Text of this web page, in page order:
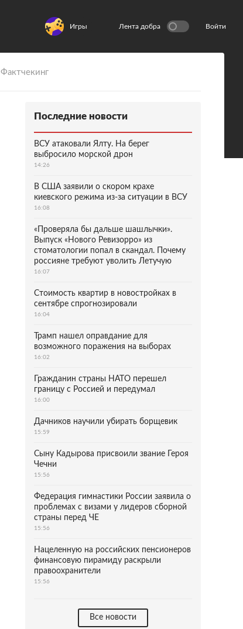
Игры Лента добра Войти
Фактчекинг
Последние новости
ВСУ атаковали Ялту. На берег
выбросило морской дрон
14:26
В США заявили о скором крахе
киевского режима из-за ситуации в ВСУ
16:08
«Проверяла бы дальше шашлычки».
Выпуск «Нового Ревизорро» из
стоматологии попал в скандал. Почему
россияне требуют уволить Летучую
16:07
Стоимость квартир в новостройках в
сентябре спрогнозировали
16:04
Трамп нашел оправдание для
возможного поражения на выборах
16:02
Гражданин страны НАТО перешел
границу с Россией и передумал
16:00
Дачников научили убирать борщевик
15:59
Сыну Кадырова присвоили звание Героя
Чечни
15:56
Федерация гимнастики России заявила о
проблемах с визами у лидеров сборной
страны перед ЧЕ
15:56
Нацеленную на российских пенсионеров
финансовую пирамиду раскрыли
правоохранители
15:56
Все новости